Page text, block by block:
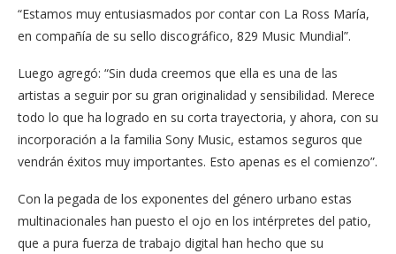
“Estamos muy entusiasmados por contar con La Ross María,
en compañía de su sello discográfico, 829 Music Mundial”.
Luego agregó: “Sin duda creemos que ella es una de las
artistas a seguir por su gran originalidad y sensibilidad. Merece
todo lo que ha logrado en su corta trayectoria, y ahora, con su
incorporación a la familia Sony Music, estamos seguros que
vendrán éxitos muy importantes. Esto apenas es el comienzo”.
Con la pegada de los exponentes del género urbano estas
multinacionales han puesto el ojo en los intérpretes del patio,
que a pura fuerza de trabajo digital han hecho que su